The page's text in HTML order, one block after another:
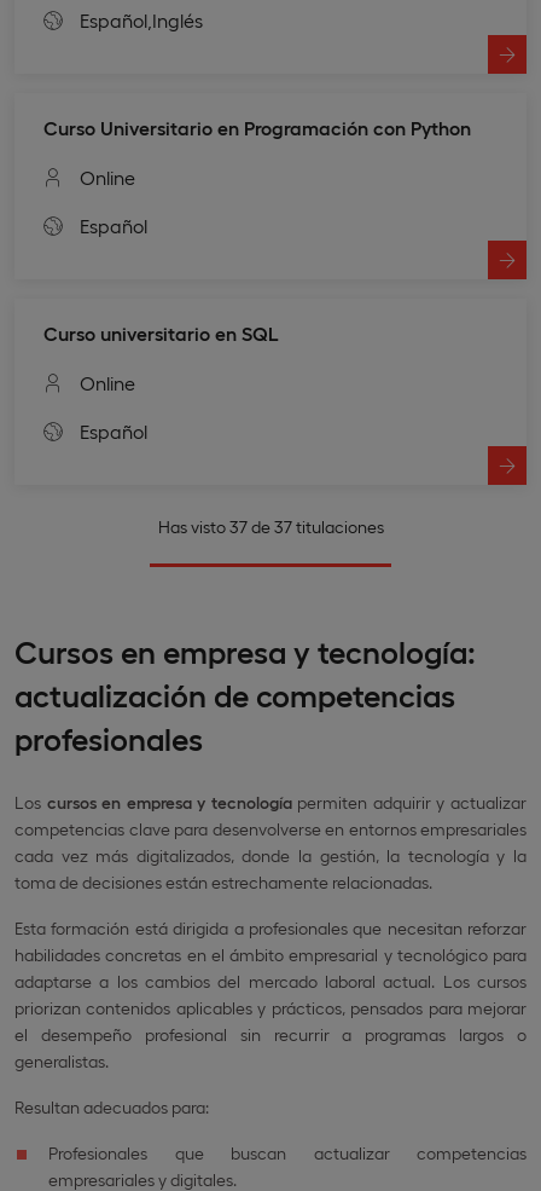
Español, Inglés
Curso Universitario en Programación con Python
Online
Español
Curso universitario en SQL
Online
Español
Has visto 37 de 37 titulaciones
Cursos en empresa y tecnología:
actualización de competencias
profesionales
Los cursos en empresa y tecnología permiten adquirir y actualizar
competencias clave para desenvolverse en entornos empresariales
cada vez más digitalizados, donde la gestión, la tecnología y la
toma de decisiones están estrechamente relacionadas.
Esta formación está dirigida a profesionales que necesitan reforzar
habilidades concretas en el ámbito empresarial y tecnológico para
adaptarse a los cambios del mercado laboral actual. Los cursos
priorizan contenidos aplicables y prácticos, pensados para mejorar
el desempeño profesional sin recurrir a programas largos o
generalistas.
Resultan adecuados para:
Profesionales que buscan actualizar competencias
empresariales y digitales.